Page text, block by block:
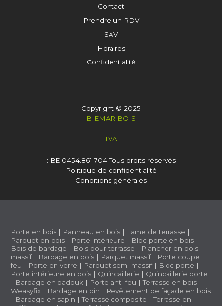
Contact
Prendre un RDV
SAV
Horaires
Confidentialité
Copyright © 2025
BIEMAR BOIS
TVA
: BE 0454.861.704Tous droits réservés
Politique de confidentialité
Conditions générales
Porte en bois | Panneau en bois | Lame de terrasse |
Parquet en bois | Porte intérieure | Bloc porte en bois |
Bois de bardage | Bois pour terrasse | Plancher en bois
massif| Bardage en bois | Parquet massif| Porte coupe
feu | Porte en verre | Parquet semi-massif| Bloc porte |
Porte intérieure en bois | Quincaillerie | Quincaillerie porte
| Bardage en padouk | Porte anti-feu |Terrasse en bois |
Weasyfix | Bardage en pin | Revêtement de façade en bois
| Bardage en sapin |Terrasse composite |Terrasse en